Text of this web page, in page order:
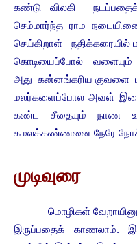
கண்டு விலகி
செம்மார்ந்த ராம
செய்கிறாள்
கொடியைப்போல்
அது கன்னங்கரிய குவளை
மலர்களைப்போல அவள் இடை
கண்ட சீதையும் நாண
கமலக்கண்ணனை நேரே
முடிவுரை
மொழிகள் வேறாயினும்
இருப்பதைக் காணலாம்.